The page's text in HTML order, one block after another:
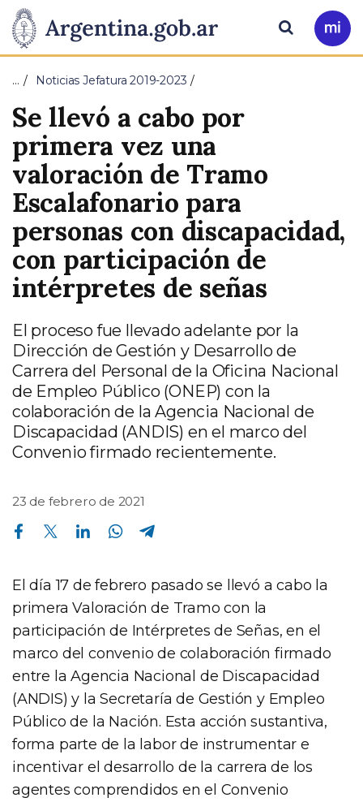
Presidencia
de
la
Nación
Pasar al contenido principal
Ir
a
Buscar
… Noticias Jefatura 2019-2023
Se llevó a cabo por
primera vez una
valoración de Tramo
Escalafonario para
personas con discapacidad,
con participación de
intérpretes de señas
El proceso fue llevado adelante por la
Dirección de Gestión y Desarrollo de
Carrera del Personal de la Oficina Nacional
de Empleo Público (ONEP) con la
colaboración de la Agencia Nacional de
Discapacidad (ANDIS) en el marco del
Convenio firmado recientemente.
23 de febrero de 2021
Compartir en Facebook Compartir en Twitter Compartir en Linkedin Compartir en Whatsapp
El día 17 de febrero pasado se llevó a cabo la
primera Valoración de Tramo con la
participación de Intérpretes de Señas, en el
marco del convenio de colaboración firmado
entre la Agencia Nacional de Discapacidad
(ANDIS) y la Secretaría de Gestión y Empleo
Público de la Nación. Esta acción sustantiva,
forma parte de la labor de instrumentar e
incentivar el desarrollo de la carrera de los
agentes comprendidos en el Convenio